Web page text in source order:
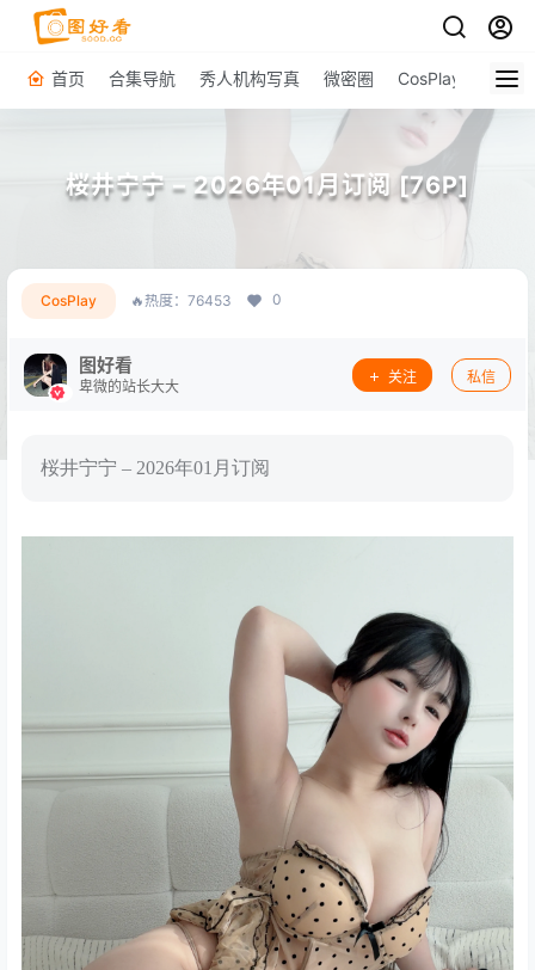
首页 合集导航 秀人机构写真 微密圈 CosPlay 原图
桜井宁宁 – 2026年01月订阅 [76P]
CosPlay 🔥热度：76453 0
图好看
卑微的站长大大
关注 私信
桜井宁宁 – 2026年01月订阅